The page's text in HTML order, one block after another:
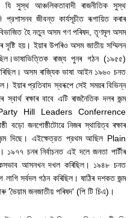
যি সুস্থ আঞ্চলিকতাবাদী ৰাজনীতিক সুস্থ
জীবন্ত কাৰ্যসূচীত ৰূপায়িত কৰাৰ
হৈ নতুন অসম গণ পৰিষদ,তৃণমূল অসম
হয়। ইয়াৰ উপৰিও অসম জাতীয় সম্মিলন
ভাষাভিত্তিক ৰাজ্য পুনৰ গঠন (১৯৫৫)
অসম ৰাজ্যিক ভাষা আইন ১৯৬০ চনত
ইয়াৰ প্রতিবাদ স্বৰূপে সেই সময়ৰ বিভিন্ন
স্বাৰ্থ ৰক্ষাৰ বাবে এটি ৰাজনৈতিক দলৰ জন্ম
Hill Leaders Conferrence
বড়ো জনগোষ্ঠীটোৱে নিজৰ স্থায়িত্ব ৰক্ষাৰ
দিছে। এইক্ষেত্রত প্রথম আছিল Plain
১৯৭৭ চনৰ নিৰ্বাচনত এই দলে জনতা পার্টীৰ
আসনখন দখল কৰিছিল। ১৯৪৮ চনত
সর্বদল গঠন কৰিছিল। ষাঠিৰ দশকত জন্ম
'ভৈয়াম জনজাতীয় পৰিষদ' (পি টি চিএ)।